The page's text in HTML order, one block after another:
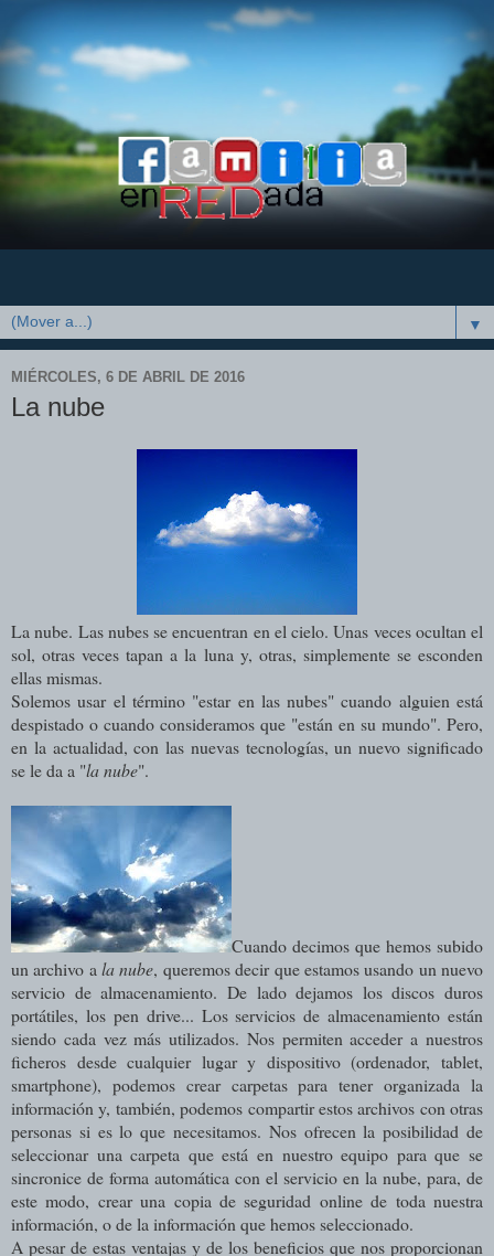
▼
MIÉRCOLES, 6 DE ABRIL DE 2016
La nube
La nube. Las nubes se encuentran en el cielo. Unas veces ocultan el
sol, otras veces tapan a la luna y, otras, simplemente se esconden
ellas mismas.
Solemos usar el término "estar en las nubes" cuando alguien está
despistado o cuando consideramos que "están en su mundo". Pero,
en la actualidad, con las nuevas tecnologías, un nuevo significado
se le da a "la nube".
Cuando decimos que hemos subido
un archivo ala nube, queremos decir que estamos usando un nuevo
servicio de almacenamiento. De lado dejamos los discos duros
portátiles, los pen drive... Los servicios de almacenamiento están
siendo cada vez más utilizados. Nos permiten acceder a nuestros
ficheros desde cualquier lugar y dispositivo (ordenador, tablet,
smartphone), podemos crear carpetas para tener organizada la
información y, también, podemos compartir estos archivos con otras
personas si es lo que necesitamos. Nos ofrecen la posibilidad de
seleccionar una carpeta que está en nuestro equipo para que se
sincronice de forma automática con el servicio en la nube, para, de
este modo, crear una copia de seguridad online de toda nuestra
información, o de la información que hemos seleccionado.
A pesar de estas ventajas y de los beneficios que nos proporcionan